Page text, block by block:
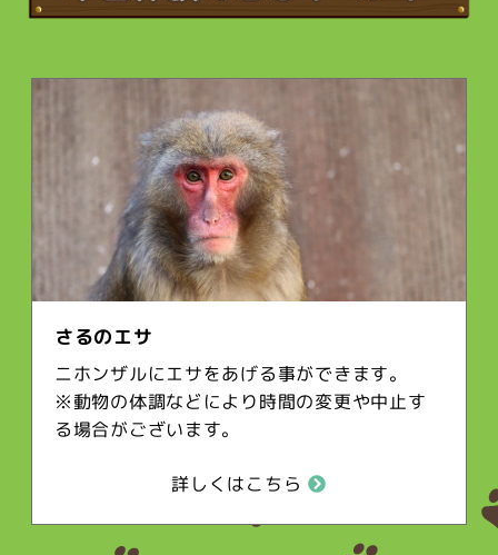
さるのエサ
ニホンザルにエサをあげる事ができます。
※動物の体調などにより時間の変更や中止す
る場合がございます。
詳しくはこちら